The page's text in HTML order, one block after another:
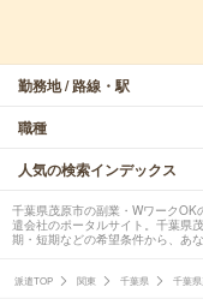
勤務地 / 路線・駅
職種
人気の検索インデックス
千葉県茂原市の副業・Wワーク
遣会社のポータルサイト。千葉県
期・短期などの希望条件から、あ
派遣TOP 関東 千葉県 千葉